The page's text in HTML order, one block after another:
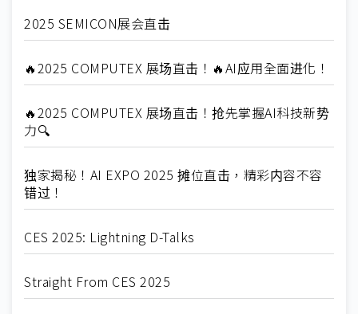
2025 SEMICON展会直击
🔥2025 COMPUTEX 展场直击！🔥AI应用全面进化！
🔥2025 COMPUTEX 展场直击！抢先掌握AI科技新势
力🔍
独家揭秘！AI EXPO 2025 摊位直击，精彩内容不容
错过！
CES 2025: Lightning D-Talks
Straight From CES 2025